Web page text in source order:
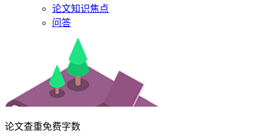
论文知识焦点
问答
论文查重免费字数